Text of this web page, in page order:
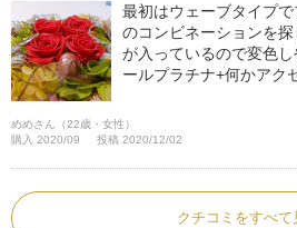
最初はウェーブタイプ
のコンビネーションを
が入っているので変色
ールプラチナ+何かアク
めめさん（22歳・女性）
購入 2020/09
投稿 2020/12/02
クチコミをすべて